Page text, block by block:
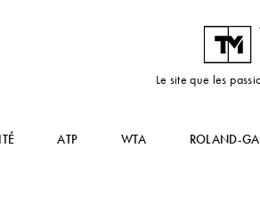
Le site que les
ATP WTA ROLAND-